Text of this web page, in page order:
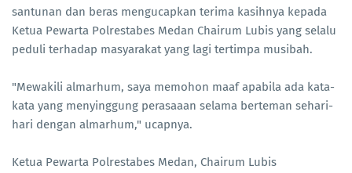
santunan dan beras mengucapkan terima kasihnya kepada
Ketua Pewarta Polrestabes Medan Chairum Lubis yang selalu
peduli terhadap masyarakat yang lagi tertimpa musibah.
"Mewakili almarhum, saya memohon maaf apabila ada kata-
kata yang menyinggung perasaaan selama berteman sehari-
hari dengan almarhum," ucapnya.
Ketua Pewarta Polrestabes Medan, Chairum Lubis